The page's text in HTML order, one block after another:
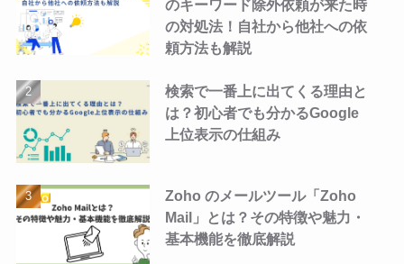
のキーワード除外依頼が来た時
の対処法！自社から他社への依
頼方法も解説
検索で一番上に出てくる理由と
は？初心者でも分かるGoogle
上位表示の仕組み
Zoho のメールツール「Zoho
Mail」とは？その特徴や魅力・
基本機能を徹底解説